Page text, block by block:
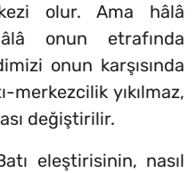
olur. Ama hâlâ
onun etrafında
onun karşısında
merkezcilik yıkılmaz,
değiştirilir.
eleştirisinin, nasıl